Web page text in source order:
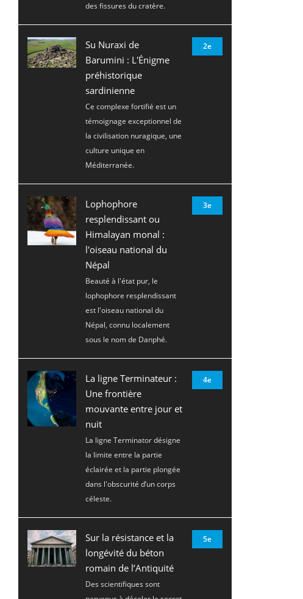
des fissures du cratère.
Su Nuraxi de
Barumini : L'Énigme
préhistorique
sardinienne
Ce complexe fortifié est un
témoignage exceptionnel de
la civilisation nuragique, une
culture unique en
Méditerranée.
2e
Lophophore
resplendissant ou
Himalayan monal :
l'oiseau national du
Népal
Beauté à l'état pur, le
lophophore resplendissant
est l'oiseau national du
Népal, connu localement
sous le nom de Danphé.
3e
La ligne Terminateur :
Une frontière
mouvante entre jour et
nuit
La ligne Terminator désigne
la limite entre la partie
éclairée et la partie plongée
dans l'obscurité d’un corps
céleste.
4e
Sur la résistance et la
longévité du béton
romain de l’Antiquité
Des scientifiques sont
5e